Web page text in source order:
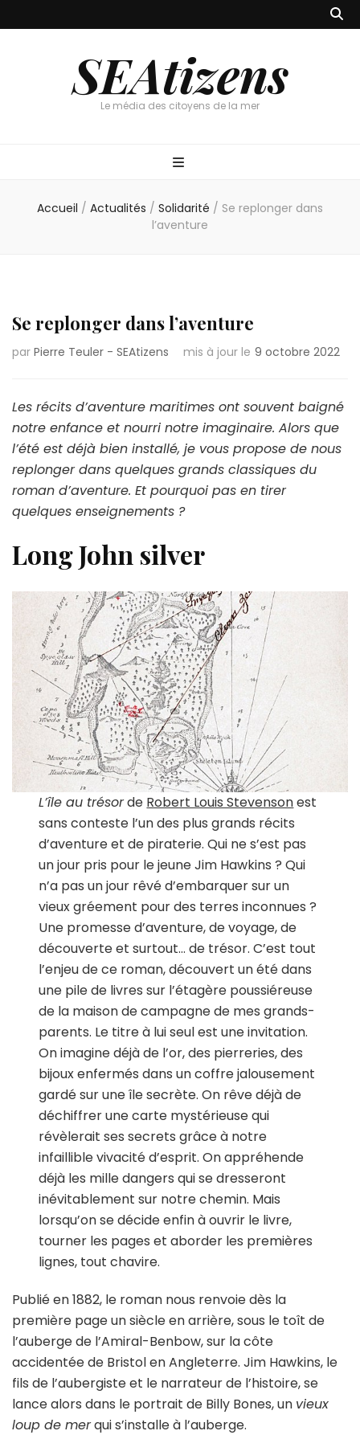
SEAtizens
Le média des citoyens de la mer
Accueil / Actualités / Solidarité / Se replonger dans
l’aventure
Se replonger dans l’aventure
par Pierre Teuler - SEAtizens mis à jour le 9 octobre 2022
Les récits d’aventure maritimes ont souvent baigné
notre enfance et nourri notre imaginaire. Alors que
l’été est déjà bien installé, je vous propose de nous
replonger dans quelques grands classiques du
roman d’aventure. Et pourquoi pas en tirer
quelques enseignements ?
Long John silver
L’île au trésorde Robert Louis Stevensonest
sans conteste l’un des plus grands récits
d’aventure et de piraterie. Qui ne s’est pas
un jour pris pour le jeune Jim Hawkins ? Qui
n’a pas un jour rêvé d’embarquer sur un
vieux gréement pour des terres inconnues ?
Une promesse d’aventure, de voyage, de
découverte et surtout… de trésor. C’est tout
l’enjeu de ce roman, découvert un été dans
une pile de livres sur l’étagère poussiéreuse
de la maison de campagne de mes grands-
parents. Le titre à lui seul est une invitation.
On imagine déjà de l’or, des pierreries, des
bijoux enfermés dans un coffre jalousement
gardé sur une île secrète. On rêve déjà de
déchiffrer une carte mystérieuse qui
révèlerait ses secrets grâce à notre
infaillible vivacité d’esprit. On appréhende
déjà les mille dangers qui se dresseront
inévitablement sur notre chemin. Mais
lorsqu’on se décide enfin à ouvrir le livre,
tourner les pages et aborder les premières
lignes, tout chavire.
Publié en 1882, le roman nous renvoie dès la
première page un siècle en arrière, sous le toît de
l’auberge de l’Amiral-Benbow, sur la côte
accidentée de Bristol en Angleterre. Jim Hawkins, le
fils de l’aubergiste et le narrateur de l’histoire, se
lance alors dans le portrait de Billy Bones, un vieux
loup de merqui s’installe à l’auberge.